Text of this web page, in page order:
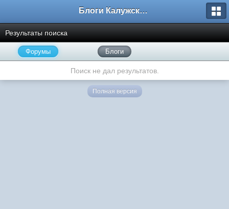
Блоги Калужского перекрестка
Результаты поиска
Форумы Блоги
Поиск не дал результатов.
Полная версия